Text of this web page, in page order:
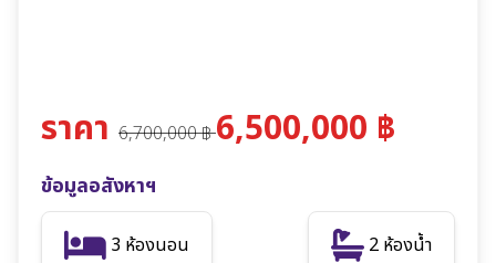
ราคา 6,700,000 ฿6,500,000 ฿
ข้อมูลอสังหาฯ
3 ห้องนอน 2 ห้องน้ำ